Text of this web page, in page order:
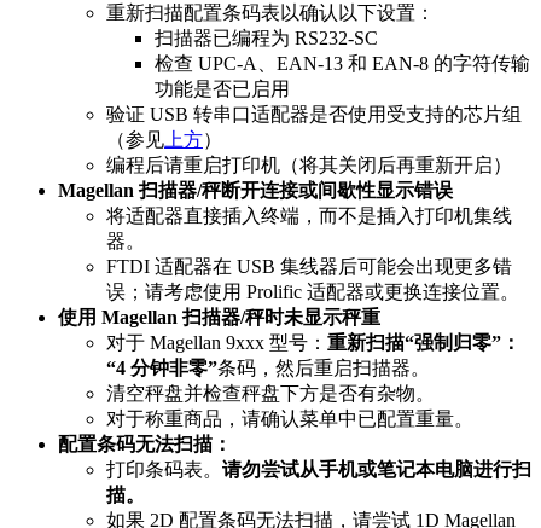
重新扫描配置条码表以确认以下设置：
扫描器已编程为 RS232-SC
检查 UPC-A、EAN-13 和 EAN-8 的字符传输
功能是否已启用
验证 USB 转串口适配器是否使用受支持的芯片组
（参见 上方）
编程后请重启打印机（将其关闭后再重新开启）
Magellan 扫描器/秤断开连接或间歇性显示错误
将适配器直接插入终端，而不是插入打印机集线
器。
FTDI 适配器在 USB 集线器后可能会出现更多错
误；请考虑使用 Prolific 适配器或更换连接位置。
使用 Magellan 扫描器/秤时未显示秤重
对于 Magellan 9xxx 型号： 重新扫描“强制归零”：
“4 分钟非零”条码，然后重启扫描器。
清空秤盘并检查秤盘下方是否有杂物。
对于称重商品，请确认菜单中已配置重量。
配置条码无法扫描：
打印条码表。 请勿尝试从手机或笔记本电脑进行扫
描。
如果 2D 配置条码无法扫描，请尝试 1D Magellan